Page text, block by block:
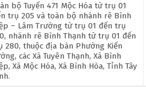
bộ Tuyến 471 Mộc Hóa từ trụ 01
trụ 205 và toàn bộ nhánh rẽ Bình
– Lâm Trường từ trụ 01 đến trụ
nhánh rẽ Bình Thạnh từ trụ 01 đến
280, thuộc địa bàn Phường Kiến
các Xã Tuyên Thạnh, Xã Bình
Xã Mộc Hóa, Xã Bình Hòa, Tỉnh Tây